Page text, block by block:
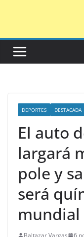
DEPORTES DESTACADA
El auto
largará
pole y
será
mundial
Baltazar Vargas 6